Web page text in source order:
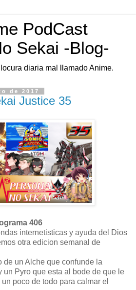
PodCast
Sekai -Blog-
diaria mal llamado Anime.
de 2017
Justice 35
406
internetisticas y ayuda del Dios
otra edicion semanal de
de un Alche que confunde la
un Pyro que esta al bode de que le
poco de todo para calmar el